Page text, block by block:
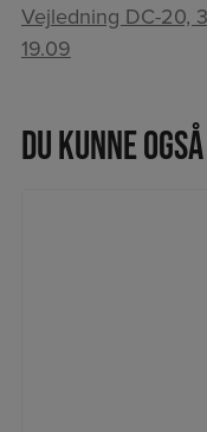
Vejledning DC-20,
19.09
Du kunne